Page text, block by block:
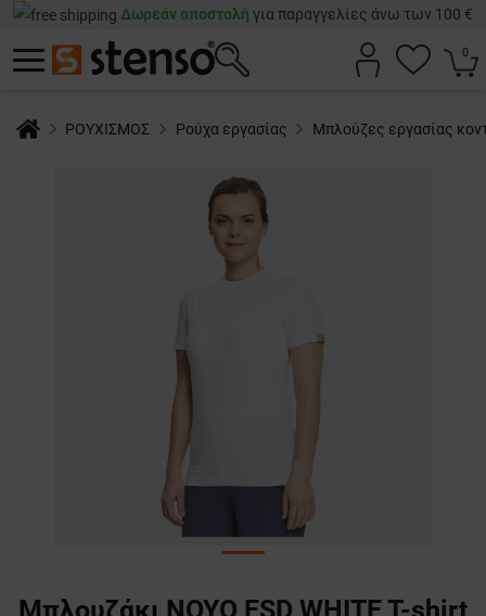
Δωρεάν αποστολή για παραγγελίες άνω των 100 €
0
ΡΟΥΧΙΣΜΟΣ Ρούχα εργασίας Μπλούζες εργασίας